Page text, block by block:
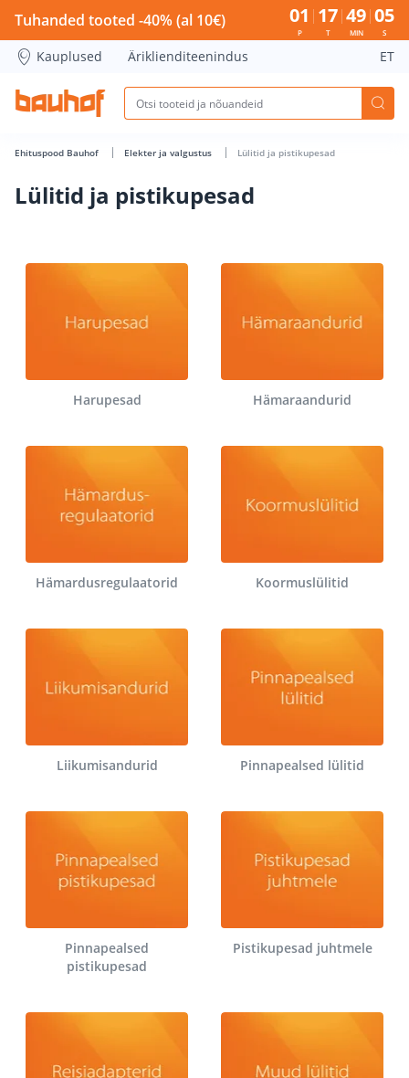
Lülitid ja pistikupesad - Bauhof has loaded
Tuhanded tooted -40% (al 10€) 01
P
17
T
49
MIN
04
S
Kauplused Äriklienditeenindus ET
Ehituspood Bauhof Elekter ja valgustus Lülitid ja pistikupesad
Lülitid ja pistikupesad
Harupesad Hämaraandurid
Hämardusregulaatorid Koormuslülitid
Liikumisandurid Pinnapealsed lülitid
Pinnapealsed
pistikupesad
Pistikupesad juhtmele